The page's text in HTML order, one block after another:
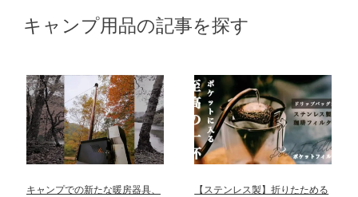
キャンプ用品の記事を探す
キャンプでの新たな暖房器具、
【ステンレス製】折りたためる